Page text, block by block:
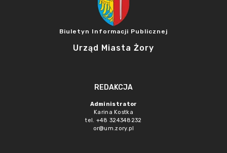
Biuletyn Informacji Publicznej
Urząd Miasta Żory
REDAKCJA
Administrator
Karina Kostka
tel. +48 324348232
or@um.zory.pl